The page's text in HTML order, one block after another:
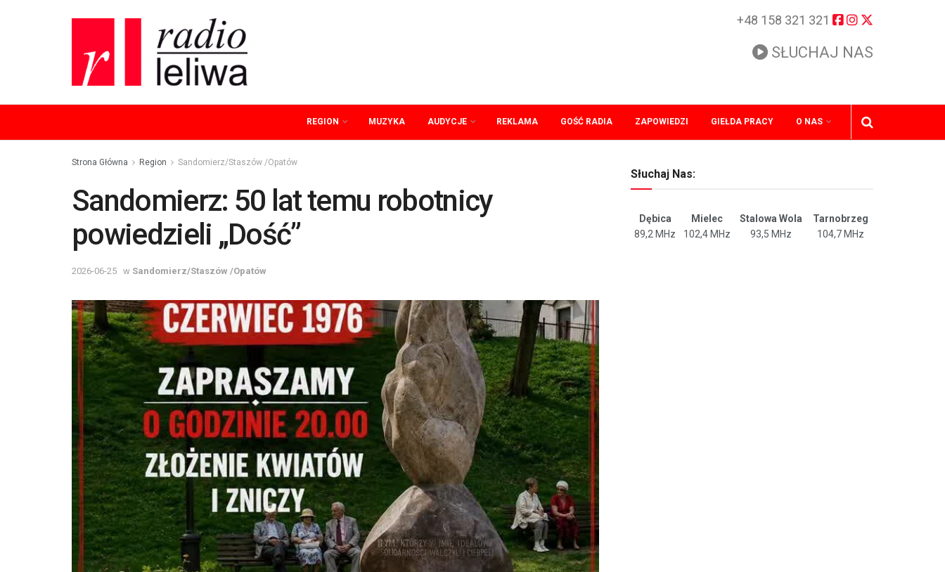
+48 158 321 321
SŁUCHAJ NAS
REGION MUZYKA AUDYCJE REKLAMA GOŚĆ RADIA ZAPOWIEDZI GIEŁDA PRACY O NAS
Strona Główna Region Sandomierz/Staszów /Opatów
Sandomierz: 50 lat temu robotnicy
powiedzieli „Dość”
2026-06-25 w Sandomierz/Staszów /Opatów
Słuchaj Nas:
Dębica Mielec Stalowa Wola
Tarnobrzeg
89,2 MHz
102,4 MHz 93,5 MHz 104,7 MHz